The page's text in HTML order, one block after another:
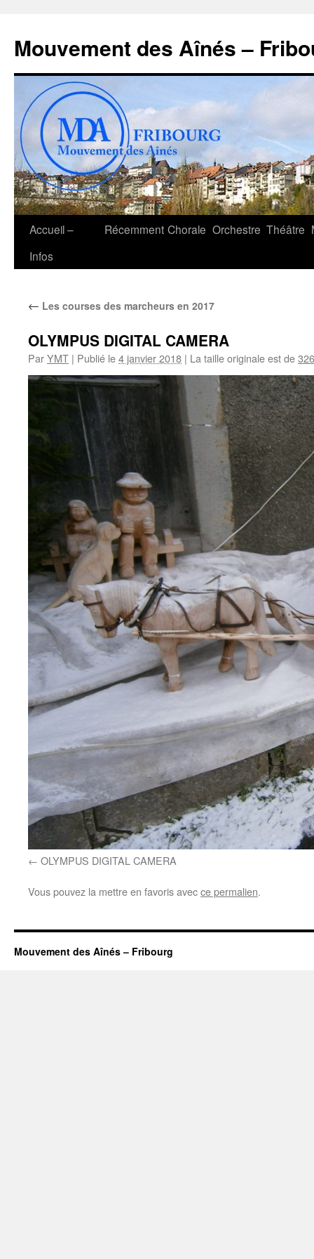
contenu
Mouvement des Aînés –
Accueil –
Infos
Récemment Chorale Orchestre Théâtre
← Les courses des marcheurs en 2017
OLYMPUS DIGITAL CAMERA
ParYMT | Publié le4 janvier 2018 | La taille originale est de
OLYMPUS DIGITAL CAMERA
Vous pouvez la mettre en favoris avecce permalien.
Mouvement des Aînés – Fribourg